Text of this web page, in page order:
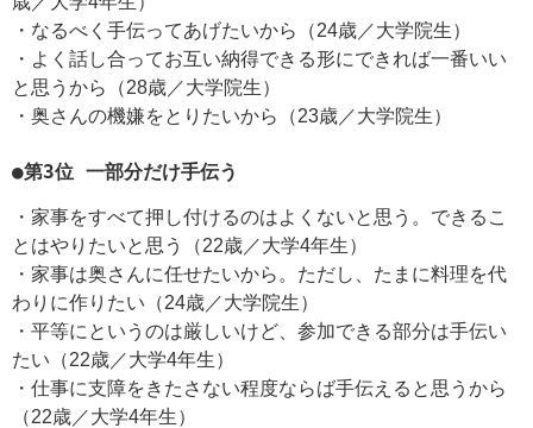
・なるべく手伝ってあげたいから（24歳／大学院生）
・よく話し合ってお互い納得できる形にできれば一番いい
と思うから（28歳／大学院生）
・奥さんの機嫌をとりたいから（23歳／大学院生）
●第3位 一部分だけ手伝う
・家事をすべて押し付けるのはよくないと思う。できるこ
とはやりたいと思う（22歳／大学4年生）
・家事は奥さんに任せたいから。ただし、たまに料理を代
わりに作りたい（24歳／大学院生）
・平等にというのは厳しいけど、参加できる部分は手伝い
たい（22歳／大学4年生）
・仕事に支障をきたさない程度ならば手伝えると思うから
（22歳／大学4年生）